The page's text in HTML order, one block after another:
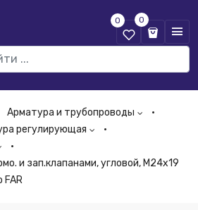
0 0
Арматура и трубопроводы
регулирующая
и зап.клапанами, угловой, М24х19
FAR